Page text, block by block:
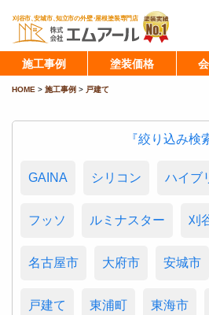
施工事例 塗装価格
HOME > 施工事例 > 戸建て
『絞り込み検
GAINA シリコン ハイブ
フッソ ルミナスター 刈
名古屋市 大府市 安城市
戸建て 東浦町 東海市